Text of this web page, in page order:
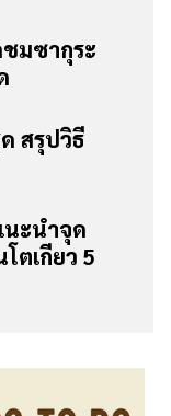
มซากุระ
สรุปวิธี
ะนำจุด
ตเกียว 5